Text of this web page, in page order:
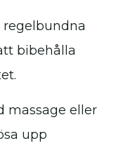
regelbundna
bibehålla
massage eller
upp